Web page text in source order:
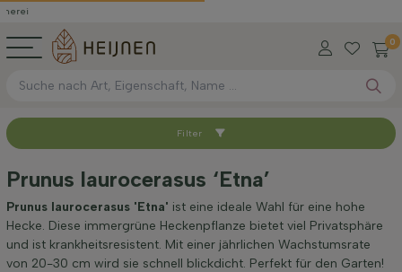
0
Sortieren nach
Verfügbar
Wurzel-Typ
Filter
Prunus laurocerasus ‘Etna’
Prunus laurocerasus 'Etna' ist eine ideale Wahl für eine hohe
Hecke. Diese immergrüne Heckenpflanze bietet viel Privatsphäre
und ist krankheitsresistent. Mit einer jährlichen Wachstumsrate
von 20-30 cm wird sie schnell blickdicht. Perfekt für den Garten!